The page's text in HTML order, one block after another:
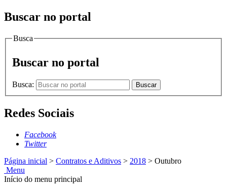
Buscar no portal
Busca
Buscar no portal
Busca: Buscar
Redes Sociais
Facebook
Twitter
Página inicial > Contratos e Aditivos > 2018 > Outubro
Menu
Início do menu principal